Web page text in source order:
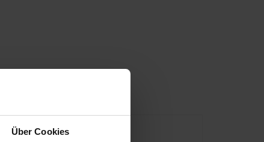
Über Cookies